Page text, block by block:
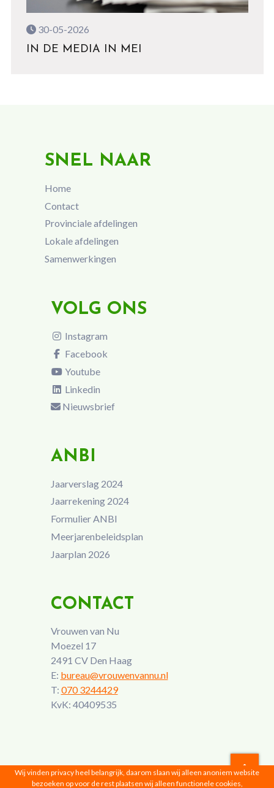
30-05-2026
IN DE MEDIA IN MEI
SNEL NAAR
Home
Contact
Provinciale afdelingen
Lokale afdelingen
Samenwerkingen
VOLG ONS
Instagram
Facebook
Youtube
Linkedin
Nieuwsbrief
ANBI
Jaarverslag 2024
Jaarrekening 2024
Formulier ANBI
Meerjarenbeleidsplan
Jaarplan 2026
CONTACT
Vrouwen van Nu
Moezel 17
2491 CV Den Haag
E: bureau@vrouwenvannu.nl
T: 070 3244429
KvK: 40409535
Wij vinden privacy heel belangrijk, daarom slaan wij alleen anoniem website
bezoeken op voor de rest plaatsen wij alleen functionele cookies,